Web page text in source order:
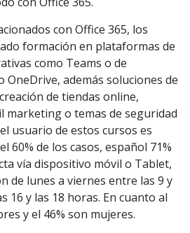
con Office 365, los
formación en plataformas de
como Teams o de
OneDrive, además soluciones de
de tiendas online,
marketing o temas de seguridad
usuario de estos cursos es
60% de los casos, español 71%
vía dispositivo móvil o Tablet,
de lunes a viernes entre las 9 y
16 y las 18 horas. En cuanto al
y el 46% son mujeres.